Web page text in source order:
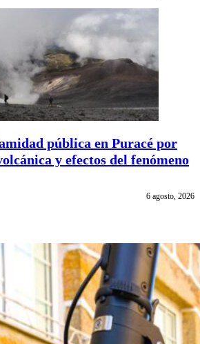
pública en Puracé por
y efectos del fenómeno
6 agosto, 2026